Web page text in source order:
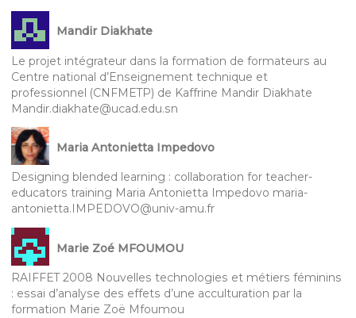
Mandir Diakhate
Le projet intégrateur dans la formation de formateurs au
Centre national d’Enseignement technique et
professionnel (CNFMETP) de Kaffrine Mandir Diakhate
Mandir.diakhate@ucad.edu.sn
Maria Antonietta Impedovo
Designing blended learning : collaboration for teacher-
educators training Maria Antonietta Impedovo maria-
antonietta.IMPEDOVO@univ-amu.fr
Marie Zoé MFOUMOU
RAIFFET 2008 Nouvelles technologies et métiers féminins
: essai d’analyse des effets d’une acculturation par la
formation Marie Zoë Mfoumou